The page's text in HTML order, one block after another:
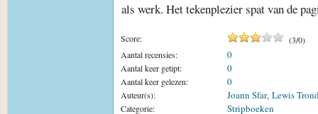
als werk. Het tekenplezier spat van de
Score: (3/0)
Aantal recensies:
0
Aantal keer getipt: 0
Aantal keer gelezen: 0
Auteur(s): Joann Sfar, Lewis
Categorie: Stripboeken